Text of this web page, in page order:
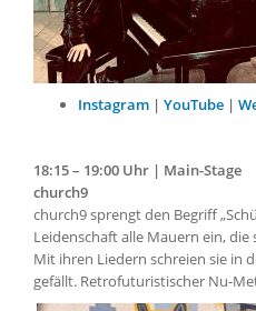
Instagram | YouTube |
18:15 – 19:00 Uhr | Main-Stage
church9
church9 sprengt den Begriff
Leidenschaft alle Mauern ein,
Mit ihren Liedern schreien sie in
gefällt. Retrofuturistischer Nu-